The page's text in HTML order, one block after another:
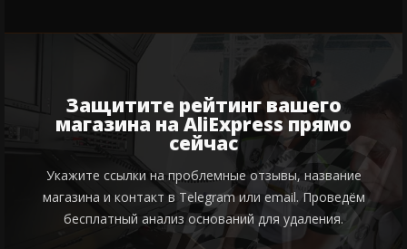
Защитите рейтинг вашего
магазина на AliExpress прямо
сейчас
Укажите ссылки на проблемные отзывы, название
магазина и контакт в Telegram или email. Проведём
бесплатный анализ оснований для удаления.